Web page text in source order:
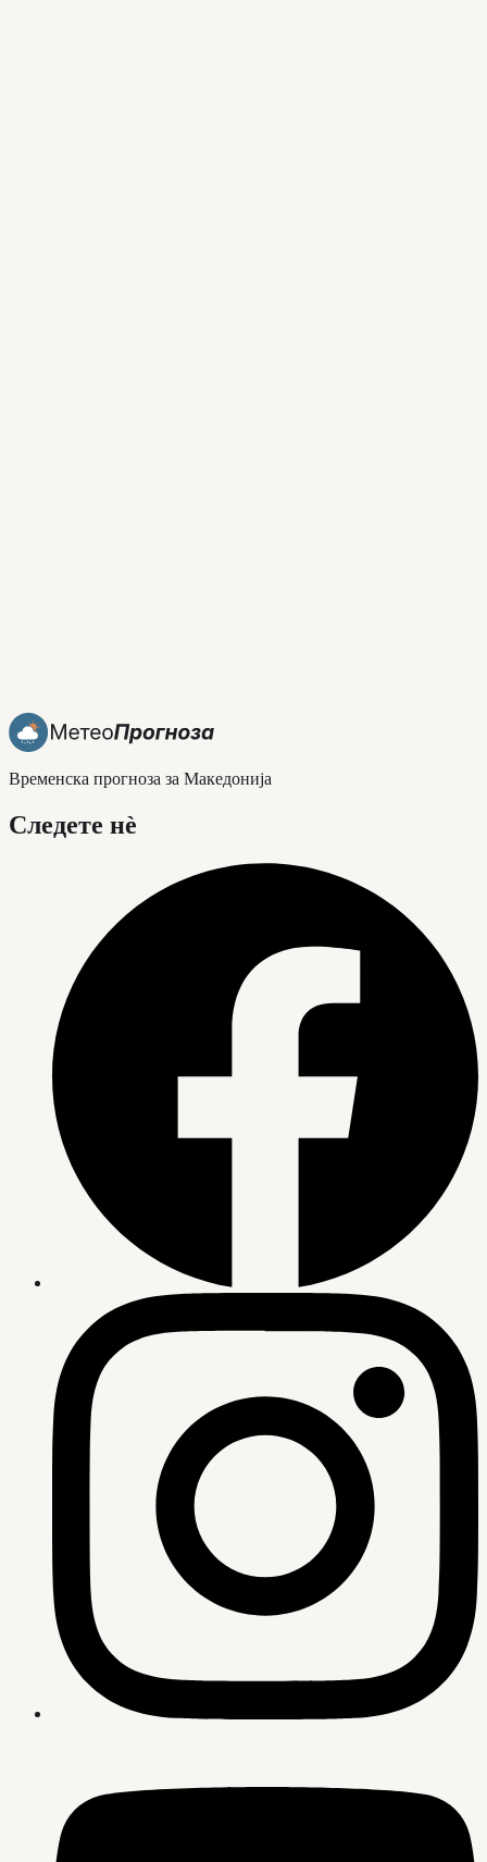
Временска прогноза за Македонија
Следете нè